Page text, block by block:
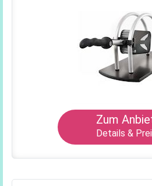
Zum
Details &